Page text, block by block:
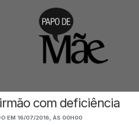
com deficiência
EM 16/07/2016, ÀS 00H00